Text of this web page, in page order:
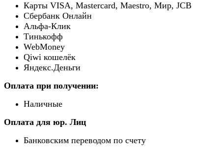
Карты VISA, Mastercard, Maestro, Мир, JCB
Сбербанк Онлайн
Альфа-Клик
Тинькофф
WebMoney
Qiwi кошелёк
Яндекс.Деньги
Оплата при получении:
Наличные
Оплата для юр. Лиц
Банковским переводом по счету